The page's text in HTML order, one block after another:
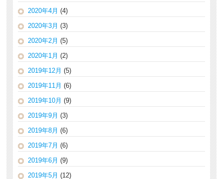
2020年4月 (4)
2020年3月 (3)
2020年2月 (5)
2020年1月 (2)
2019年12月 (5)
2019年11月 (6)
2019年10月 (9)
2019年9月 (3)
2019年8月 (6)
2019年7月 (6)
2019年6月 (9)
2019年5月 (12)